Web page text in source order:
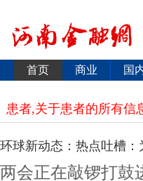
首页 商业 国
患者,关于患者的所有信
环球新动态：热点吐槽：
数无限制性政策
两会正在敲锣打鼓